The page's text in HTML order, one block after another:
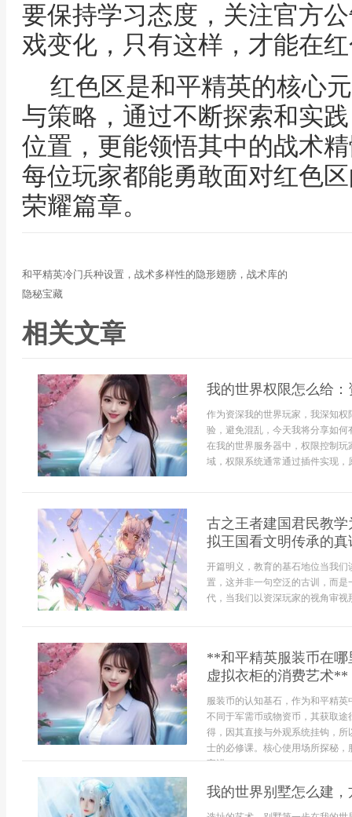
要保持学习态度，关注官方
戏变化，只有这样，才能在
红色区是和平精英的核心
与策略，通过不断探索和实
位置，更能领悟其中的战术
每位玩家都能勇敢面对红色
荣耀篇章。
和平精英冷门兵种设置，战术多样性的隐形翅膀，战术库的
隐秘宝藏
相关文章
我的世界权限怎么给
作为资深我的世界玩家，我深知
验，避免混乱，今天我将分享如
在我的世界服务器中，权限控制
域，权限系统通常通过插件实现，
古之王者建国君民教
拟王国看文明传承的真
开篇明义，教育的基石地位当我
置，这并非一句空泛的古训，而
代，当我们以资深玩家的视角审视
**和平精英服装币在
虚拟衣柜的消费艺术**
服装币的认知基石，作为和平精
不同于军需币或物资币，其获取
得，因其直接与外观系统挂钩，
士的必修课。核心使用场所探秘，
家进...
我的世界别墅怎么建